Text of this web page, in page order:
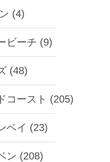
(4)
ビーチ (9)
(48)
コースト (205)
ベイ (23)
ン (208)